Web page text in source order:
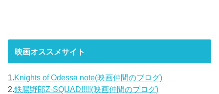
映画オススメサイト
1. Knights of Odessa note(映画仲間のブログ)
2.鉄腸野郎Z-SQUAD!!!!!(映画仲間のブログ)